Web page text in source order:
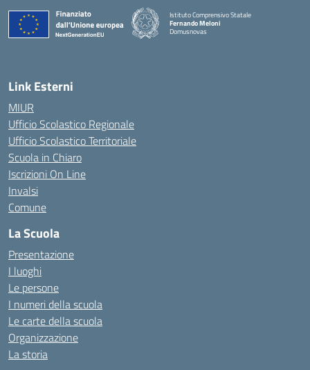
Istituto Comprensivo Statale
Fernando Meloni
Domusnovas
Link Esterni
MIUR
Ufficio Scolastico Regionale
Ufficio Scolastico Territoriale
Scuola in Chiaro
Iscrizioni On Line
Invalsi
Comune
La Scuola
Presentazione
I luoghi
Le persone
I numeri della scuola
Le carte della scuola
Organizzazione
La storia